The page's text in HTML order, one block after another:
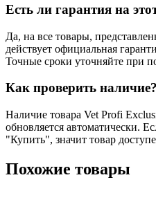
Есть ли гарантия на
Да, на все товары,
действует официальная
Точные сроки уточняйте при
Как проверить наличие?
Наличие товара Vet Profi
обновляется автоматически.
"Купить", значит товар
Похожие товары